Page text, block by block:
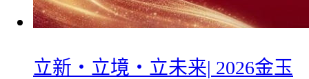
立新・立境・立未来| 2026金玉